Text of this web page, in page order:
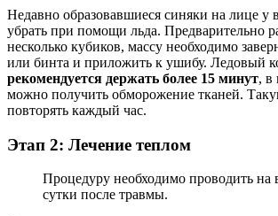
Недавно образовавшиеся синяки на лице у
убрать при помощи льда. Предварительно
несколько кубиков, массу необходимо
или бинта и приложить к ушибу. Ледовый
рекомендуется держать более 15 минут, в
можно получить обморожение тканей.
повторять каждый час.
Этап 2: Лечение теплом
Процедуру необходимо проводить на
сутки после травмы.